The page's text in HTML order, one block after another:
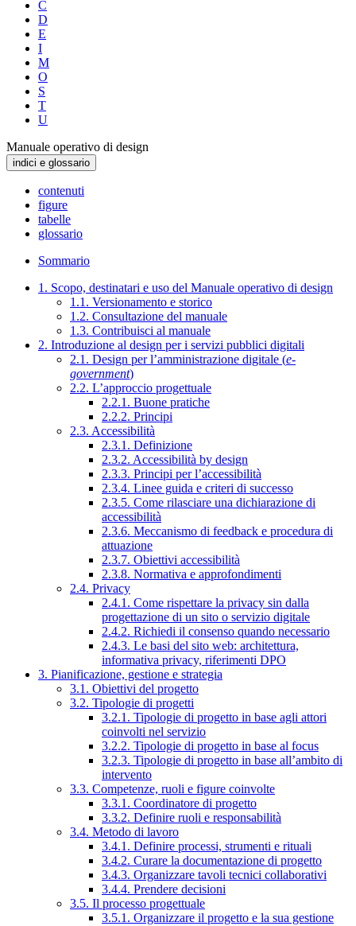
C
D
E
I
M
O
S
T
U
Manuale operativo di design
indici e glossario
contenuti
figure
tabelle
glossario
Sommario
1. Scopo, destinatari e uso del Manuale operativo di design
1.1. Versionamento e storico
1.2. Consultazione del manuale
1.3. Contribuisci al manuale
2. Introduzione al design per i servizi pubblici digitali
2.1. Design per l’amministrazione digitale (e-
government)
2.2. L’approccio progettuale
2.2.1. Buone pratiche
2.2.2. Principi
2.3. Accessibilità
2.3.1. Definizione
2.3.2. Accessibilità by design
2.3.3. Principi per l’accessibilità
2.3.4. Linee guida e criteri di successo
2.3.5. Come rilasciare una dichiarazione di
accessibilità
2.3.6. Meccanismo di feedback e procedura di
attuazione
2.3.7. Obiettivi accessibilità
2.3.8. Normativa e approfondimenti
2.4. Privacy
2.4.1. Come rispettare la privacy sin dalla
progettazione di un sito o servizio digitale
2.4.2. Richiedi il consenso quando necessario
2.4.3. Le basi del sito web: architettura,
informativa privacy, riferimenti DPO
3. Pianificazione, gestione e strategia
3.1. Obiettivi del progetto
3.2. Tipologie di progetti
3.2.1. Tipologie di progetto in base agli attori
coinvolti nel servizio
3.2.2. Tipologie di progetto in base al focus
3.2.3. Tipologie di progetto in base all’ambito di
intervento
3.3. Competenze, ruoli e figure coinvolte
3.3.1. Coordinatore di progetto
3.3.2. Definire ruoli e responsabilità
3.4. Metodo di lavoro
3.4.1. Definire processi, strumenti e rituali
3.4.2. Curare la documentazione di progetto
3.4.3. Organizzare tavoli tecnici collaborativi
3.4.4. Prendere decisioni
3.5. Il processo progettuale
3.5.1. Organizzare il progetto e la sua gestione